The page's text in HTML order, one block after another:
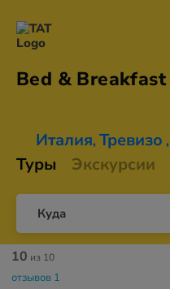
Bed & Breakfast
Италия, Тревизо ,
Туры Экскурсии
Куда
10 из 10
отзывов 1